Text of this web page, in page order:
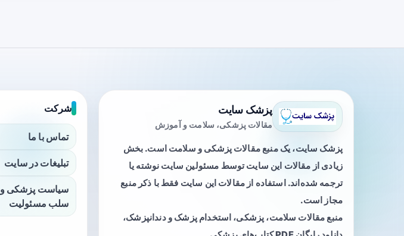
پزشک سایت
مقالات پزشکی، سلامت و آموزش
پزشک سایت، یک منبع مقالات پزشکی و سلامت است. بخش
زیادی از مقالات این سایت توسط مسئولین سایت نوشته یا
ترجمه شده‌اند. استفاده از مقالات این سایت فقط با ذکر منبع
مجاز است.
منبع مقالات سلامت، پزشکی، استخدام پزشک و دندانپزشک،
شرکت
تماس با ما
تبلیغات در سایت
سیاست پزشکی و
سلب مسئولیت